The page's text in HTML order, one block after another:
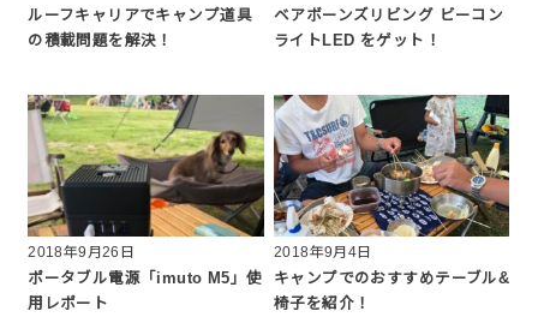
ルーフキャリアでキャンプ道具
の積載問題を解決！
ベアボーンズリビング ビーコン
ライトLED をゲット！
2018年9月26日
ポータブル電源「imuto M5」使
用レポート
2018年9月4日
キャンプでのおすすめテーブル&
椅子を紹介！